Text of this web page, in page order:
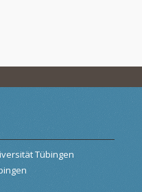
Tübingen